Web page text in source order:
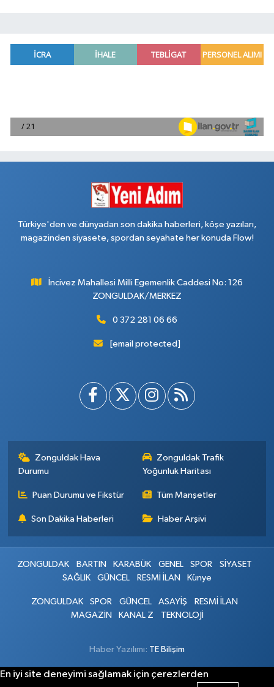
Türkiye'den ve dünyadan son dakika haberleri, köşe yazıları,
magazinden siyasete, spordan seyahate her konuda Flow!
İncivez Mahallesi Milli Egemenlik Caddesi No: 126
ZONGULDAK/MERKEZ
0 372 281 06 66
[email protected]
Zonguldak Hava
Durumu
Zonguldak Trafik
Yoğunluk Haritası
Puan Durumu ve Fikstür Tüm Manşetler
Son Dakika Haberleri Haber Arşivi
ZONGULDAK BARTIN KARABÜK GENEL SPOR
SİYASET
SAĞLIK
GÜNCEL RESMİ İLAN Künye
ZONGULDAK SPOR GÜNCEL ASAYİŞ
RESMİ İLAN
MAGAZİN
KANAL Z TEKNOLOJİ
Haber Yazılımı: TE Bilişim
En iyi site deneyimi sağlamak için çerezlerden